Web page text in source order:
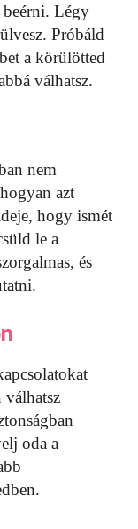
beérni. Légy
Próbáld
a körülötted
válhatsz.
nem
azt
hogy ismét
le a
és
válhatsz
oda a